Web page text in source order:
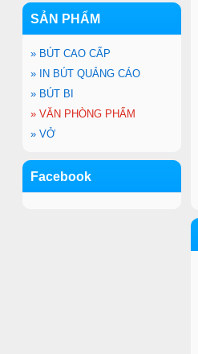
SẢN PHẨM
» BÚT CAO CẤP
»
IN BÚT QUẢNG CÁO
» BÚT BI
» VĂN PHÒNG PHẨM
» VỞ
Facebook